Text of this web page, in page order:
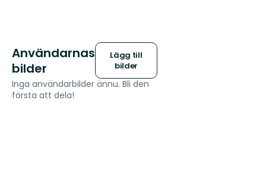
Användarnas
bilder
Lägg till
bilder
Inga användarbilder ännu. Bli den
första att dela!